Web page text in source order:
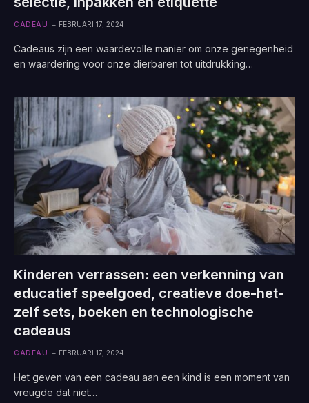
CADEAU FEBRUARI 17, 2024
Cadeaus zijn een waardevolle manier om onze genegenheid
en waardering voor onze dierbaren tot uitdrukking…
Kinderen verrassen: een verkenning van
educatief speelgoed, creatieve doe-het-
zelf sets, boeken en technologische
cadeaus
CADEAU FEBRUARI 17, 2024
Het geven van een cadeau aan een kind is een moment van
vreugde dat niet…